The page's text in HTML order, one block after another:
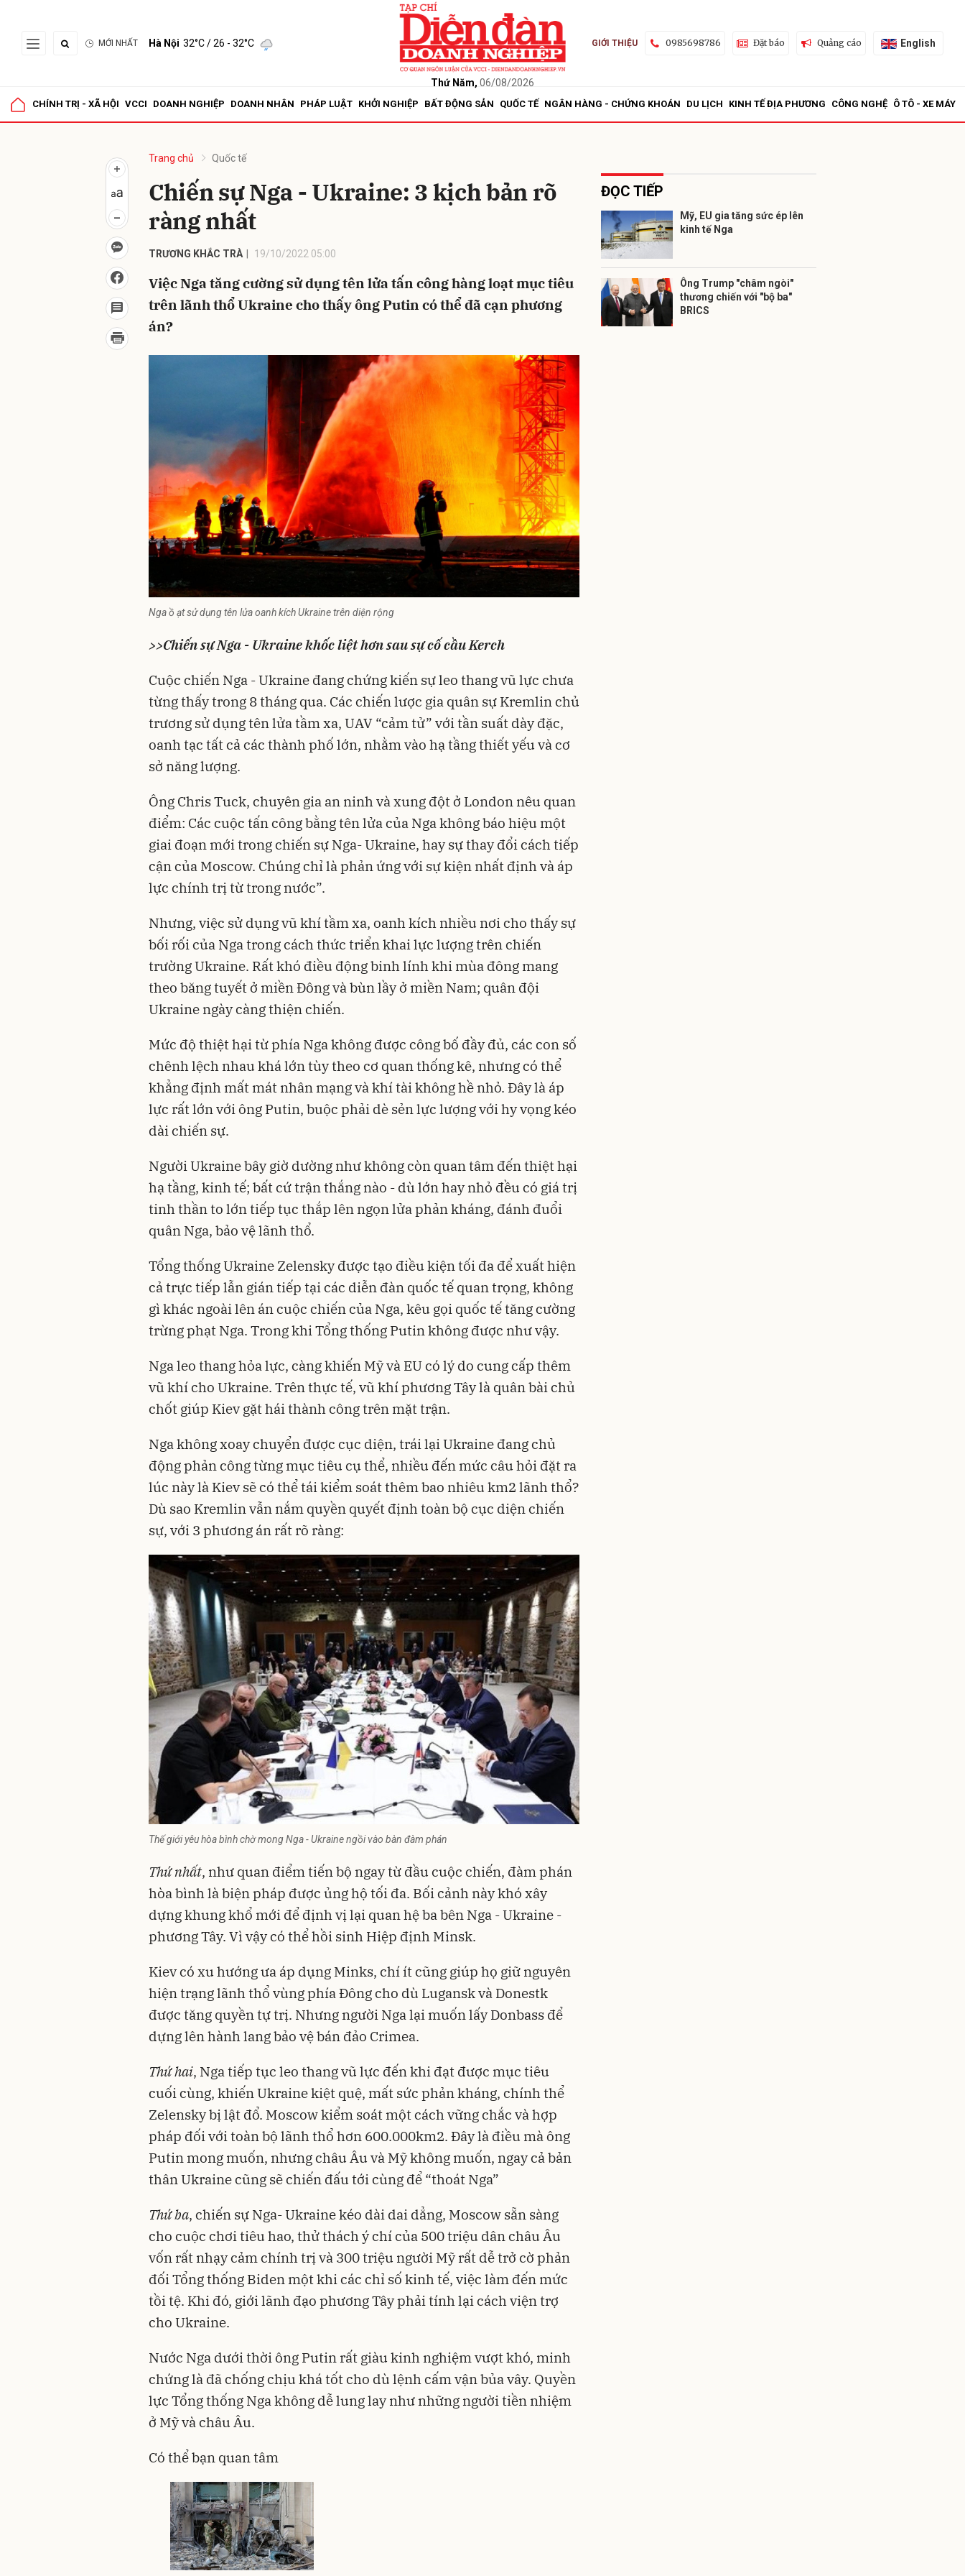
MỚI NHẤT Hà Nội 32°C/ 26 - 32°C
Thứ Năm, 06/08/2026
GIỚI THIỆU 0985698786 Đặt báo Quảng cáo English
CHÍNH TRỊ - XÃ HỘI VCCI DOANH NGHIỆP DOANH NHÂN PHÁP LUẬT KHỞI NGHIỆP BẤT ĐỘNG SẢN QUỐC TẾ NGÂN HÀNG - CHỨNG KHOÁN DU LỊCH KINH TẾ ĐỊA PHƯƠNG CÔNG NGHỆ Ô TÔ - XE MÁY
Trang chủ Quốc tế
Chiến sự Nga - Ukraine: 3 kịch bản rõ
ràng nhất
TRƯƠNG KHẮC TRÀ 19/10/2022 05:00
Việc Nga tăng cường sử dụng tên lửa tấn công hàng loạt mục tiêu
trên lãnh thổ Ukraine cho thấy ông Putin có thể đã cạn phương
án?
Nga ồ ạt sử dụng tên lửa oanh kích Ukraine trên diện rộng
>>Chiến sự Nga - Ukraine khốc liệt hơn sau sự cố cầu Kerch
Cuộc chiến Nga - Ukraine đang chứng kiến sự leo thang vũ lực chưa
từng thấy trong 8 tháng qua. Các chiến lược gia quân sự Kremlin chủ
trương sử dụng tên lửa tầm xa, UAV “cảm tử” với tần suất dày đặc,
oanh tạc tất cả các thành phố lớn, nhằm vào hạ tầng thiết yếu và cơ
sở năng lượng.
Ông Chris Tuck, chuyên gia an ninh và xung đột ở London nêu quan
điểm: Các cuộc tấn công bằng tên lửa của Nga không báo hiệu một
giai đoạn mới trong chiến sự Nga- Ukraine, hay sự thay đổi cách tiếp
cận của Moscow. Chúng chỉ là phản ứng với sự kiện nhất định và áp
lực chính trị từ trong nước”.
Nhưng, việc sử dụng vũ khí tầm xa, oanh kích nhiều nơi cho thấy sự
bối rối của Nga trong cách thức triển khai lực lượng trên chiến
trường Ukraine. Rất khó điều động binh lính khi mùa đông mang
theo băng tuyết ở miền Đông và bùn lầy ở miền Nam; quân đội
Ukraine ngày càng thiện chiến.
Mức độ thiệt hại từ phía Nga không được công bố đầy đủ, các con số
chênh lệch nhau khá lớn tùy theo cơ quan thống kê, nhưng có thể
khẳng định mất mát nhân mạng và khí tài không hề nhỏ. Đây là áp
lực rất lớn với ông Putin, buộc phải dè sẻn lực lượng với hy vọng kéo
dài chiến sự.
Người Ukraine bây giờ dường như không còn quan tâm đến thiệt hại
hạ tầng, kinh tế; bất cứ trận thắng nào - dù lớn hay nhỏ đều có giá trị
tinh thần to lớn tiếp tục thắp lên ngọn lửa phản kháng, đánh đuổi
quân Nga, bảo vệ lãnh thổ.
Tổng thống Ukraine Zelensky được tạo điều kiện tối đa để xuất hiện
cả trực tiếp lẫn gián tiếp tại các diễn đàn quốc tế quan trọng, không
gì khác ngoài lên án cuộc chiến của Nga, kêu gọi quốc tế tăng cường
trừng phạt Nga. Trong khi Tổng thống Putin không được như vậy.
Nga leo thang hỏa lực, càng khiến Mỹ và EU có lý do cung cấp thêm
vũ khí cho Ukraine. Trên thực tế, vũ khí phương Tây là quân bài chủ
chốt giúp Kiev gặt hái thành công trên mặt trận.
Nga không xoay chuyển được cục diện, trái lại Ukraine đang chủ
động phản công từng mục tiêu cụ thể, nhiều đến mức câu hỏi đặt ra
lúc này là Kiev sẽ có thể tái kiểm soát thêm bao nhiêu km2 lãnh thổ?
Dù sao Kremlin vẫn nắm quyền quyết định toàn bộ cục diện chiến
sự, với 3 phương án rất rõ ràng:
Thế giới yêu hòa bình chờ mong Nga - Ukraine ngồi vào bàn đàm phán
Thứ nhất, như quan điểm tiến bộ ngay từ đầu cuộc chiến, đàm phán
hòa bình là biện pháp được ủng hộ tối đa. Bối cảnh này khó xây
dựng khung khổ mới để định vị lại quan hệ ba bên Nga - Ukraine -
phương Tây. Vì vậy có thể hồi sinh Hiệp định Minsk.
Kiev có xu hướng ưa áp dụng Minks, chí ít cũng giúp họ giữ nguyên
hiện trạng lãnh thổ vùng phía Đông cho dù Lugansk và Donestk
được tăng quyền tự trị. Nhưng người Nga lại muốn lấy Donbass để
dựng lên hành lang bảo vệ bán đảo Crimea.
Thứ hai, Nga tiếp tục leo thang vũ lực đến khi đạt được mục tiêu
cuối cùng, khiến Ukraine kiệt quệ, mất sức phản kháng, chính thể
Zelensky bị lật đổ. Moscow kiểm soát một cách vững chắc và hợp
pháp đối với toàn bộ lãnh thổ hơn 600.000km2. Đây là điều mà ông
Putin mong muốn, nhưng châu Âu và Mỹ không muốn, ngay cả bản
thân Ukraine cũng sẽ chiến đấu tới cùng để “thoát Nga”
Thứ ba, chiến sự Nga- Ukraine kéo dài dai dẳng, Moscow sẵn sàng
cho cuộc chơi tiêu hao, thử thách ý chí của 500 triệu dân châu Âu
vốn rất nhạy cảm chính trị và 300 triệu người Mỹ rất dễ trở cờ phản
đối Tổng thống Biden một khi các chỉ số kinh tế, việc làm đến mức
tồi tệ. Khi đó, giới lãnh đạo phương Tây phải tính lại cách viện trợ
cho Ukraine.
Nước Nga dưới thời ông Putin rất giàu kinh nghiệm vượt khó, minh
chứng là đã chống chịu khá tốt cho dù lệnh cấm vận bủa vây. Quyền
lực Tổng thống Nga không dễ lung lay như những người tiền nhiệm
ở Mỹ và châu Âu.
Có thể bạn quan tâm
ĐỌC TIẾP
Mỹ, EU gia tăng sức ép lên
kinh tế Nga
Ông Trump "châm ngòi"
thương chiến với "bộ ba"
BRICS
Gửi